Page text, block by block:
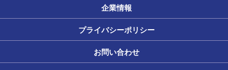
企業情報
プライバシーポリシー
お問い合わせ